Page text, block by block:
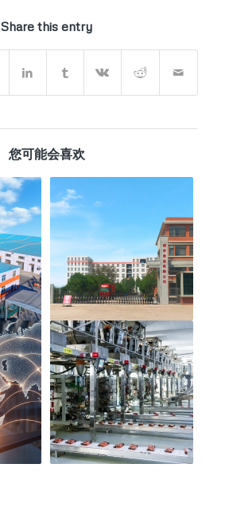
Share this entry
您可能会喜欢